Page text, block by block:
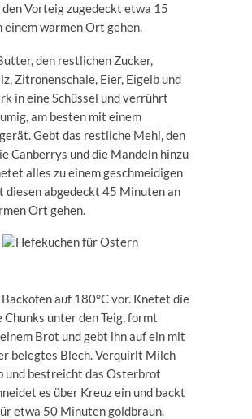
Vorteig zugedeckt etwa 15
einem warmen Ort gehen.
den restlichen Zucker,
Zitronenschale, Eier, Eigelb und
in eine Schüssel und verrührt
am besten mit einem
Gebt das restliche Mehl, den
Canberrys und die Mandeln hinzu
alles zu einem geschmeidigen
diesen abgedeckt 45 Minuten an
Ort gehen.
auf 180°C vor. Knetet die
Chunks unter den Teig, formt
Brot und gebt ihn auf ein mit
belegtes Blech. Verquirlt Milch
und bestreicht das Osterbrot
es über Kreuz ein und backt
etwa 50 Minuten goldbraun.